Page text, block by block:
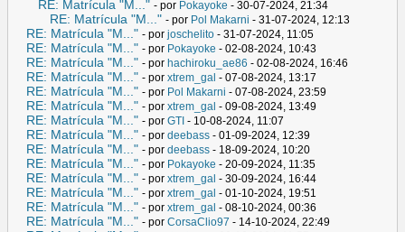
RE: Matrícula "M..." - por Pokayoke - 30-07-2024, 21:34
RE: Matrícula "M..." - por Pol Makarni - 31-07-2024, 12:13
RE: Matrícula "M..." - por joschelito - 31-07-2024, 11:05
RE: Matrícula "M..." - por Pokayoke - 02-08-2024, 10:43
RE: Matrícula "M..." - por hachiroku_ae86 - 02-08-2024, 16:46
RE: Matrícula "M..." - por xtrem_gal - 07-08-2024, 13:17
RE: Matrícula "M..." - por Pol Makarni - 07-08-2024, 23:59
RE: Matrícula "M..." - por xtrem_gal - 09-08-2024, 13:49
RE: Matrícula "M..." - por GTI - 10-08-2024, 11:07
RE: Matrícula "M..." - por deebass - 01-09-2024, 12:39
RE: Matrícula "M..." - por deebass - 18-09-2024, 10:20
RE: Matrícula "M..." - por Pokayoke - 20-09-2024, 11:35
RE: Matrícula "M..." - por xtrem_gal - 30-09-2024, 16:44
RE: Matrícula "M..." - por xtrem_gal - 01-10-2024, 19:51
RE: Matrícula "M..." - por xtrem_gal - 08-10-2024, 00:36
RE: Matrícula "M..." - por CorsaClio97 - 14-10-2024, 22:49